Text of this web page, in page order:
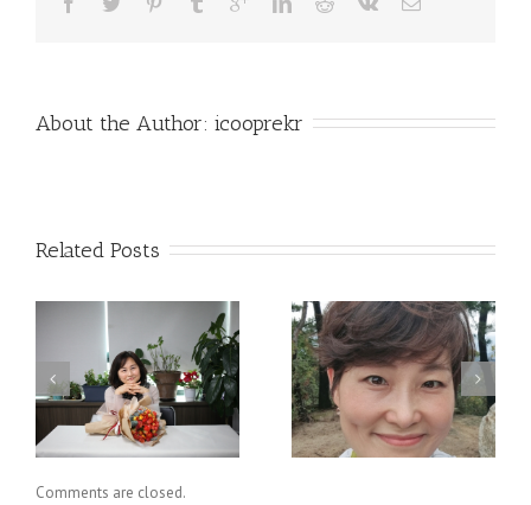
About the Author: icooprekr
Related Posts
지속가능한 지구를 응
원하니? 그럼, 멸균팩
재활용, 알아보자.
가고 싶은 길과 가야 할
길
Comments are closed.